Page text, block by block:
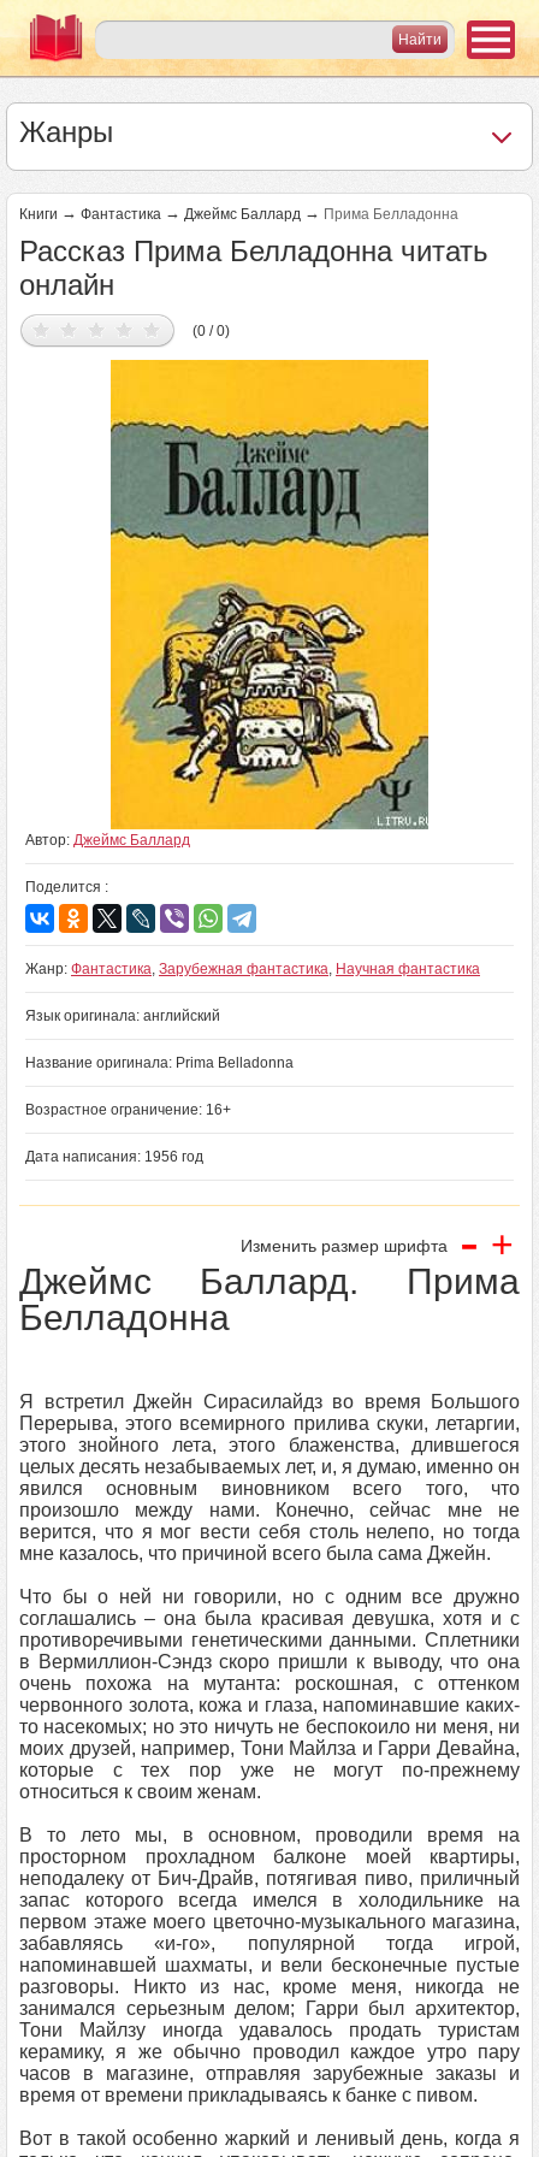
Жанры
Книги → Фантастика → Джеймс Баллард → Прима Белладонна
Рассказ Прима Белладонна читать
онлайн
(0 / 0)
Автор: Джеймс Баллард
Поделится :
Жанр: Фантастика, Зарубежная фантастика, Научная фантастика
Язык оригинала: английский
Название оригинала: Prima Belladonna
Возрастное ограничение: 16+
Дата написания: 1956 год
Изменить размер шрифта - +
Джеймс Баллард. Прима
Белладонна
Я встретил Джейн Сирасилайдз во время Большого
Перерыва, этого всемирного прилива скуки, летаргии,
этого знойного лета, этого блаженства, длившегося
целых десять незабываемых лет, и, я думаю, именно он
явился основным виновником всего того, что
произошло между нами. Конечно, сейчас мне не
верится, что я мог вести себя столь нелепо, но тогда
мне казалось, что причиной всего была сама Джейн.
Что бы о ней ни говорили, но с одним все дружно
соглашались – она была красивая девушка, хотя и с
противоречивыми генетическими данными. Сплетники
в Вермиллион-Сэндз скоро пришли к выводу, что она
очень похожа на мутанта: роскошная, с оттенком
червонного золота, кожа и глаза, напоминавшие каких-
то насекомых; но это ничуть не беспокоило ни меня, ни
моих друзей, например, Тони Майлза и Гарри Девайна,
которые с тех пор уже не могут по-прежнему
относиться к своим женам.
В то лето мы, в основном, проводили время на
просторном прохладном балконе моей квартиры,
неподалеку от Бич-Драйв, потягивая пиво, приличный
запас которого всегда имелся в холодильнике на
первом этаже моего цветочно-музыкального магазина,
забавляясь «и-го», популярной тогда игрой,
напоминавшей шахматы, и вели бесконечные пустые
разговоры. Никто из нас, кроме меня, никогда не
занимался серьезным делом; Гарри был архитектор,
Тони Майлзу иногда удавалось продать туристам
керамику, я же обычно проводил каждое утро пару
часов в магазине, отправляя зарубежные заказы и
время от времени прикладываясь к банке с пивом.
Вот в такой особенно жаркий и ленивый день, когда я